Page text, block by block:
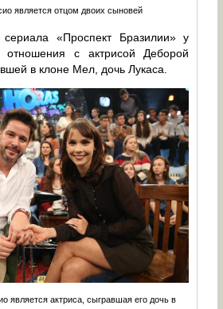
является отцом двоих сыновей
«Проспект Бразилии» у
отношения с актрисой Деборой
в клоне Мел, дочь Лукаса.
является актриса, сыгравшая его дочь в